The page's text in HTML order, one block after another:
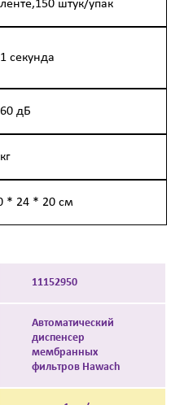
штук/упак
секунда
дБ
* 24 * 20 см
11152950
Автоматический
диспенсер
мембранных
фильтров Hawach